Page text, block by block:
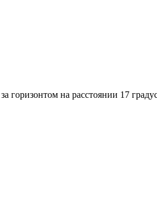
горизонтом на расстоянии 17